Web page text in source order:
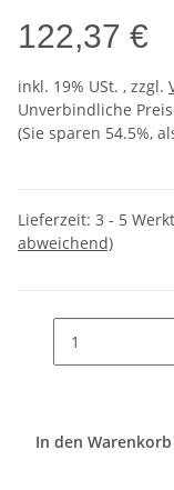
122,37 €
inkl. 19% USt. , zzgl.
Unverbindliche
(Sie sparen 54.5%,
Lieferzeit: 3 - 5
abweichend)
In den Warenkorb